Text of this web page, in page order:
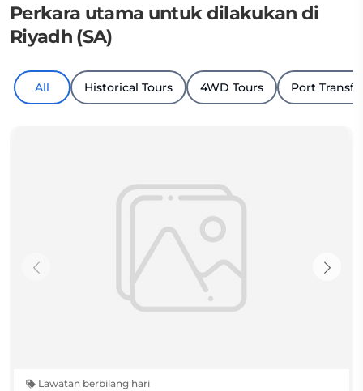
Perkara utama untuk dilakukan di
Riyadh (SA)
All Historical Tours 4WD Tours Port
Lawatan berbilang hari